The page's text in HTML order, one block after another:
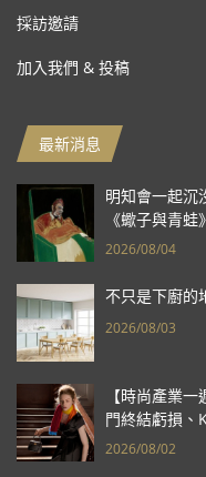
採訪邀請
加入我們 & 投稿
最新消息
明知會一起沉
《蠍子與青
2026/08/04
不只是下廚的
2026/08/03
【時尚產業
門終結虧損、
報亮眼
2026/08/02